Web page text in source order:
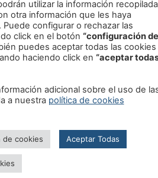
utilizar la información recopilada
otra información que les haya
configurar o rechazar las
click en el botón “configuración de
puedes aceptar todas las cookies
haciendo click en “aceptar
adicional sobre el uso de
a nuestra política de cookies
de cookies Aceptar Todas